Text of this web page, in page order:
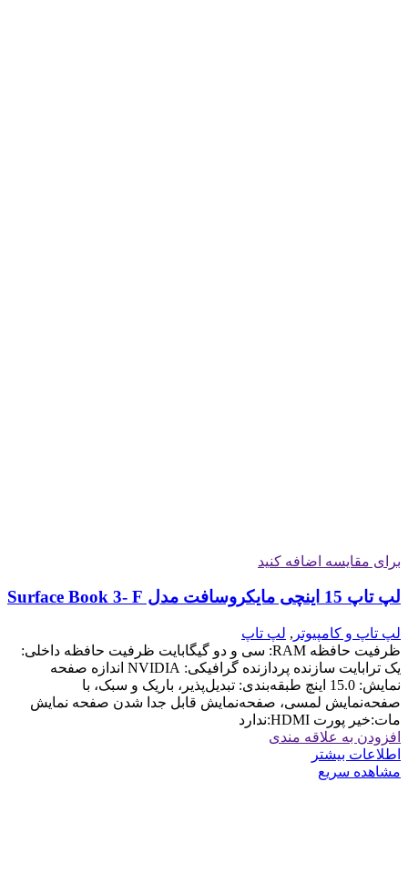
برای مقایسه اضافه کنید
لپ تاپ 15 اینچی مایکروسافت مدل Surface Book 3- F
لپ تاپ و کامپیوتر , لپ تاپ
ظرفیت حافظه RAM: سی و دو گیگابایت ظرفیت حافظه داخلی:
یک ترابایت سازنده پردازنده گرافیکی: NVIDIA اندازه صفحه
نمایش: 15.0 اینچ طبقه‌بندی: تبدیل‌پذیر، باریک و سبک، با
صفحه‌نمایش لمسی، صفحه‌نمایش قابل جدا شدن صفحه نمایش
مات:خیر پورت HDMI:ندارد
افزودن به علاقه مندی
اطلاعات بیشتر
مشاهده سریع